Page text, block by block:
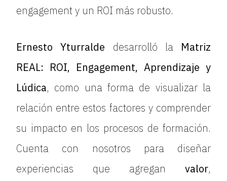
engagement y un ROI más robusto.
Ernesto Yturralde desarrolló la Matriz
REAL: ROI, Engagement, Aprendizaje y
Lúdica, como una forma de visualizar la
relación entre estos factores y comprender
su impacto en los procesos de formación.
Cuenta con nosotros para diseñar
experiencias que agregan valor,